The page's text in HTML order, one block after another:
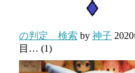
の判定 検索 by 神子
目… (1)